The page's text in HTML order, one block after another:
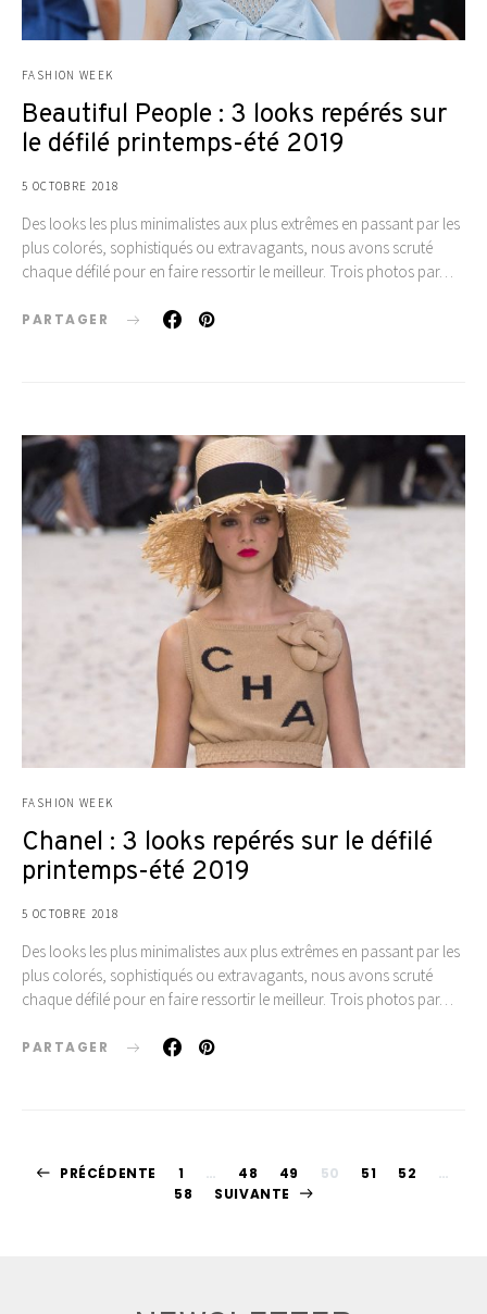
FASHION WEEK
Beautiful People : 3 looks repérés sur
le défilé printemps-été 2019
5 OCTOBRE 2018
Des looks les plus minimalistes aux plus extrêmes en passant par les
plus colorés, sophistiqués ou extravagants, nous avons scruté
chaque défilé pour en faire ressortir le meilleur. Trois photos par…
PARTAGER
FASHION WEEK
Chanel : 3 looks repérés sur le défilé
printemps-été 2019
5 OCTOBRE 2018
Des looks les plus minimalistes aux plus extrêmes en passant par les
plus colorés, sophistiqués ou extravagants, nous avons scruté
chaque défilé pour en faire ressortir le meilleur. Trois photos par…
PARTAGER
Pagination
PRÉCÉDENTE 1 … 48 49 50 51 52
…
58
SUIVANTE